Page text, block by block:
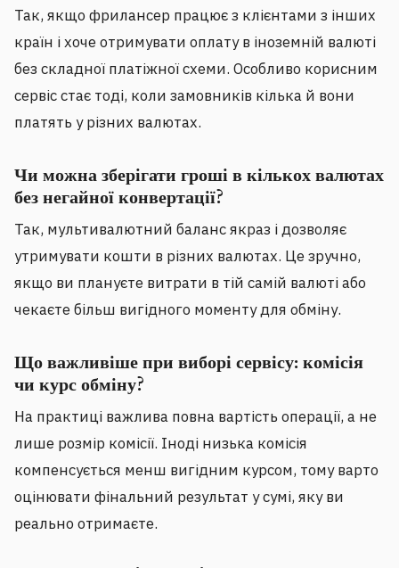
Так, якщо фрилансер працює з клієнтами з інших
країн і хоче отримувати оплату в іноземній валюті
без складної платіжної схеми. Особливо корисним
сервіс стає тоді, коли замовників кілька й вони
платять у різних валютах.
Чи можна зберігати гроші в кількох валютах
без негайної конвертації?
Так, мультивалютний баланс якраз і дозволяє
утримувати кошти в різних валютах. Це зручно,
якщо ви плануєте витрати в тій самій валюті або
чекаєте більш вигідного моменту для обміну.
Що важливіше при виборі сервісу: комісія
чи курс обміну?
На практиці важлива повна вартість операції, а не
лише розмір комісії. Іноді низька комісія
компенсується менш вигідним курсом, тому варто
оцінювати фінальний результат у сумі, яку ви
реально отримаєте.